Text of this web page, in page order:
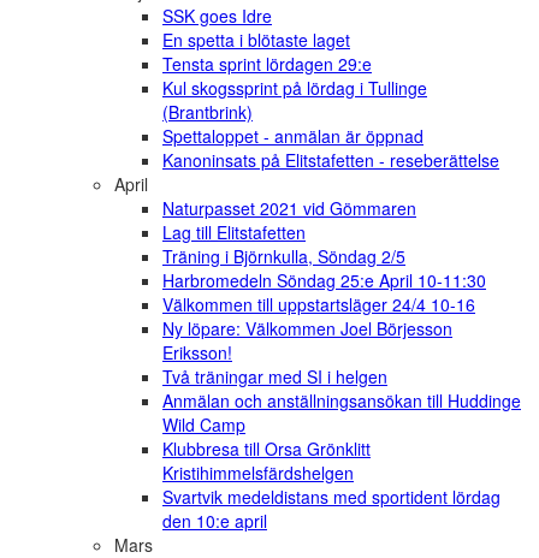
SSK goes Idre
En spetta i blötaste laget
Tensta sprint lördagen 29:e
Kul skogssprint på lördag i Tullinge
(Brantbrink)
Spettaloppet - anmälan är öppnad
Kanoninsats på Elitstafetten - reseberättelse
April
Naturpasset 2021 vid Gömmaren
Lag till Elitstafetten
Träning i Björnkulla, Söndag 2/5
Harbromedeln Söndag 25:e April 10-11:30
Välkommen till uppstartsläger 24/4 10-16
Ny löpare: Välkommen Joel Börjesson
Eriksson!
Två träningar med SI i helgen
Anmälan och anställningsansökan till Huddinge
Wild Camp
Klubbresa till Orsa Grönklitt
Kristihimmelsfärdshelgen
Svartvik medeldistans med sportident lördag
den 10:e april
Mars